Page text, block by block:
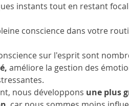
instants tout en restant
conscience dans votre
sur l'esprit sont
améliore la gestion des
nous développons une plus